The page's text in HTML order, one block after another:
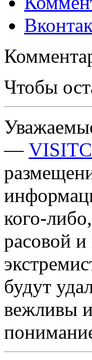
Чтобы
—
кого-
расовой
будут
вежливы